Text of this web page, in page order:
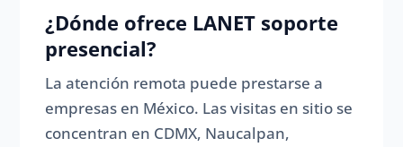
¿Dónde ofrece LANET soporte
presencial?
La atención remota puede prestarse a
empresas en México. Las visitas en sitio se
concentran en CDMX, Naucalpan,